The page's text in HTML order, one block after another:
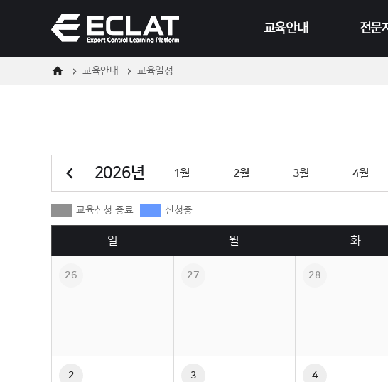
교육안내 전문
교육안내 교육일정
이전 달
2026년 1월 2월 3월 4월
교육신청 종료 신청중
일 월 화
26 27 28
2 3 4